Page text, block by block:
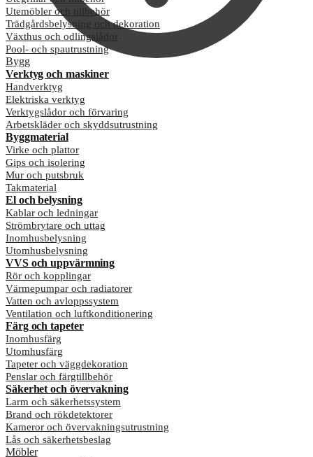
Utemöbler och tillbehör
Trädgårdsbelysning och dekoration
Växthus och odlingslådor
Pool- och spautrustning
Bygg
Verktyg och maskiner
Handverktyg
Elektriska verktyg
Verktygslådor och förvaring
Arbetskläder och skyddsutrustning
Byggmaterial
Virke och plattor
Gips och isolering
Mur och putsbruk
Takmaterial
El och belysning
Kablar och ledningar
Strömbrytare och uttag
Inomhusbelysning
Utomhusbelysning
VVS och uppvärmning
Rör och kopplingar
Värmepumpar och radiatorer
Vatten och avloppssystem
Ventilation och luftkonditionering
Färg och tapeter
Inomhusfärg
Utomhusfärg
Tapeter och väggdekoration
Penslar och färgtillbehör
Säkerhet och övervakning
Larm och säkerhetssystem
Brand och rökdetektorer
Kameror och övervakningsutrustning
Lås och säkerhetsbeslag
Möbler